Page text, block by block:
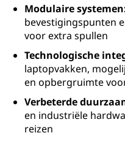
Modulaire
bevestigingspunten
voor extra spullen
Technologische
laptopvakken,
en opbergruimte
Verbeterde
en industriële
reizen